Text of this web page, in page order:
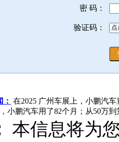
密 码：
验证码：
在2025 广州车展上，小鹏汽
小鹏汽车用了82个月；从50万
本信息将为